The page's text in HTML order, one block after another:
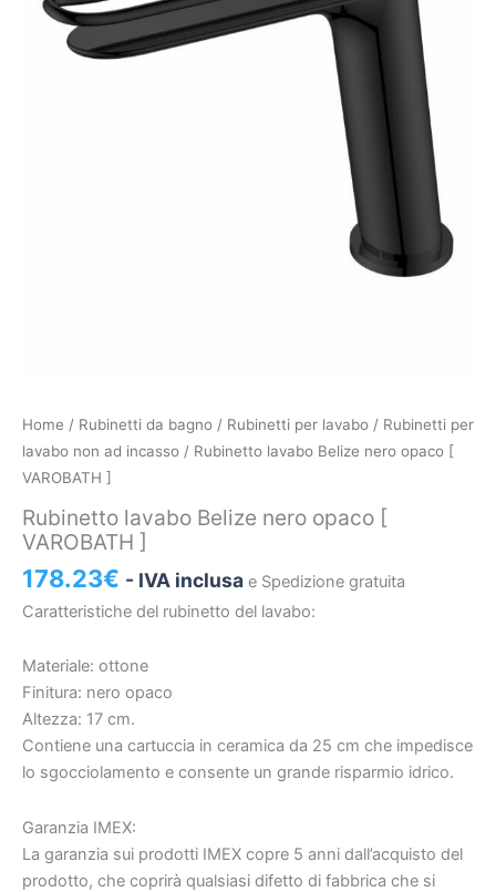
€117.12
Home / Rubinetti da bagno / Rubinetti per lavabo / Rubinetti per
lavabo non ad incasso / Rubinetto lavabo Belize nero opaco [
VAROBATH ]
Rubinetto lavabo Belize nero opaco [
VAROBATH ]
178.23€ - IVA inclusa e Spedizione gratuita
Caratteristiche del rubinetto del lavabo:
Materiale: ottone
Finitura: nero opaco
Altezza: 17 cm.
Contiene una cartuccia in ceramica da 25 cm che impedisce
lo sgocciolamento e consente un grande risparmio idrico.
Garanzia IMEX:
La garanzia sui prodotti IMEX copre 5 anni dall’acquisto del
prodotto, che coprirà qualsiasi difetto di fabbrica che si
Rubinetto
lavabo
Belize
opaco
VAROBATH
]